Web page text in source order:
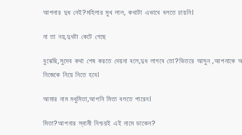
আপনার দুধ নেই?মহিলার মুখ লাল, কথাটা এভাবে বলতে চায়নি।
না তা নয়,দুধটা কেটে গেছে
বুঝেছি,সুদেব কথা শেষ করতে দেয়না বলে,দুধ লাগবে তো?ভিতরে আসুন ,আপনাকে
নিজেকে নিয়ে নিতে হবে।
আমার নাম মধুমিতা,আপনি মিতা বলতে পারেন।
মিতা?আপনার স্বামী নিশ্চয়ই এই নামে ডাকেন?